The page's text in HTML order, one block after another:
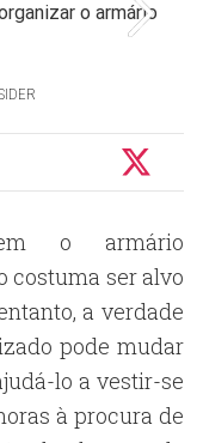
o armário
costuma ser alvo
a verdade
pode mudar
lo a vestir-se
à procura de